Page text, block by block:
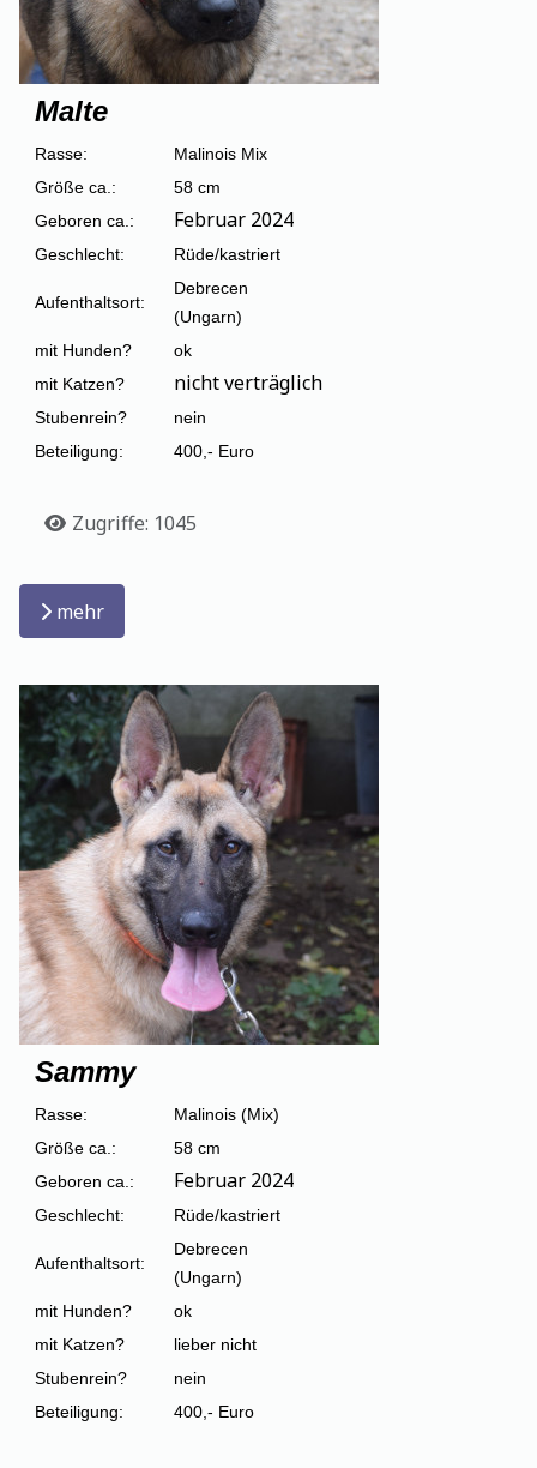
Malte
Rasse:
Malinois Mix
Größe ca.:
58 cm
Geboren ca.:
Februar 2024
Geschlecht: Rüde/kastriert
Aufenthaltsort:
Debrecen
(Ungarn)
mit Hunden?
ok
mit Katzen?
nicht verträglich
Stubenrein?
nein
Beteiligung:
400,- Euro
Details
Zugriffe: 1045
mehr
Sammy
Rasse:
Malinois (Mix)
Größe ca.:
58 cm
Geboren ca.:
Februar 2024
Geschlecht: Rüde/kastriert
Aufenthaltsort:
Debrecen
(Ungarn)
mit Hunden?
ok
mit Katzen?
lieber nicht
Stubenrein?
nein
Beteiligung:
400,- Euro